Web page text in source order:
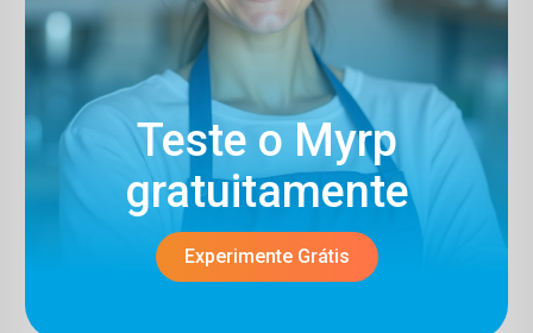
Teste o Myrp
gratuitamente​
Experimente Grátis